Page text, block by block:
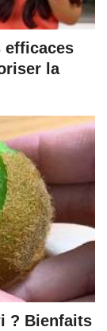
efficaces
la
? Bienfaits